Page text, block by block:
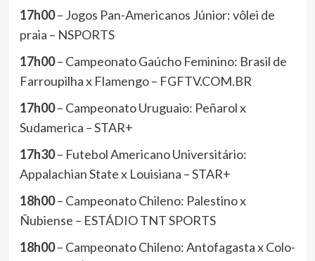
17h00– Jogos Pan-Americanos Júnior: vôlei de
praia – NSPORTS
17h00– Campeonato Gaúcho Feminino: Brasil de
Farroupilha x Flamengo – FGFTV.COM.BR
17h00– Campeonato Uruguaio: Peñarol x
Sudamerica – STAR+
17h30– Futebol Americano Universitário:
Appalachian State x Louisiana – STAR+
18h00– Campeonato Chileno: Palestino x
Ñubiense – ESTÁDIO TNT SPORTS
18h00– Campeonato Chileno: Antofagasta x Colo-